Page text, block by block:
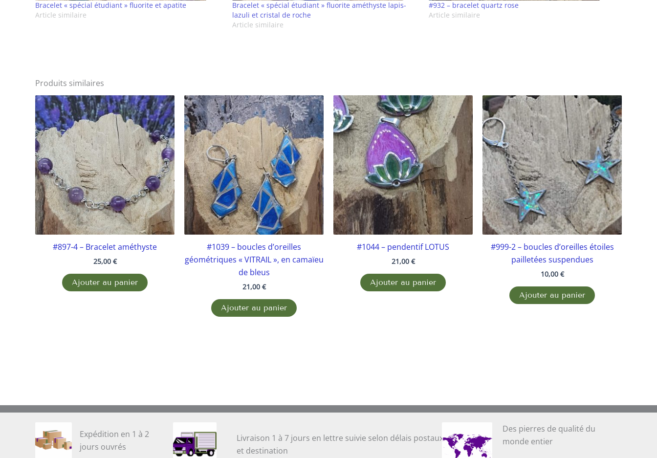
Bracelet « spécial étudiant » fluorite et apatite
Article similaire
Bracelet « spécial étudiant » fluorite améthyste lapis-
lazuli et cristal de roche
Article similaire
#932 – bracelet quartz rose
Article similaire
Produits similaires
#897-4 – Bracelet améthyste
25,00 €
Ajouter au panier
#1039 – boucles d’oreilles
géométriques « VITRAIL », en camaïeu
de bleus
21,00 €
Ajouter au panier
#1044 – pendentif LOTUS
21,00 €
Ajouter au panier
#999-2 – boucles d’oreilles étoiles
pailletées suspendues
10,00 €
Ajouter au panier
Expédition en 1 à 2
jours ouvrés
Livraison 1 à 7 jours en lettre suivie selon délais postaux
et destination
Des pierres de qualité du
monde entier